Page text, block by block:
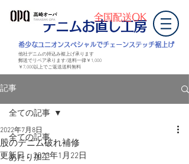
デニムお直し工房
​希少なユニオンスペシャルでチェーンステッチ裾上げ
全国配送OK
他社デニムの持込み裾上げ承ります
郵送でリペア承ります/送料一律￥1,000
￥7,000以上でご返送送料無料
記事
全ての記事
あたり加工
全ての記事
股のデニム破れ補修
2022年7月8日
更新日：2023年1月22日